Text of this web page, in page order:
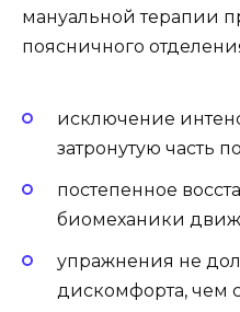
мануальной терапии
поясничного
исключение
затронутую часть
постепенное
биомеханики
упражнения не
дискомфорта, чем